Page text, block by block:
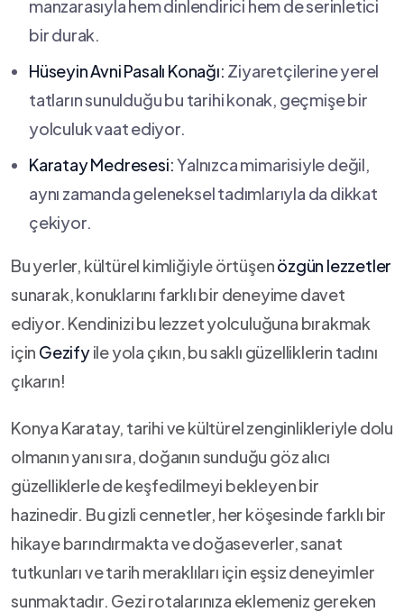
manzarasıyla‍ hem ⁢dinlendirici hem⁢ de serinletici
bir durak.
Hüseyin Avni Pasalı Konağı: Ziyaretçilerine yerel
tatların‍ sunulduğu bu ‌tarihi konak, geçmişe bir
yolculuk vaat⁤ ediyor.
Karatay Medresesi:Yalnızca‍ mimarisiyle değil,
aynı zamanda geleneksel tadımlarıyla da dikkat
çekiyor.
Bu yerler, kültürel kimliğiyle örtüşenözgün lezzetler
sunarak, konuklarını farklı bir deneyime ‍davet
ediyor. Kendinizi bu⁢ lezzet⁤ yolculuğuna bırakmak
için Gezifyile yola çıkın, bu saklı güzelliklerin tadını
çıkarın!
Konya Karatay, tarihi ve kültürel zenginlikleriyle dolu
olmanın yanı sıra, doğanın sunduğu göz alıcı
güzelliklerle de keşfedilmeyi bekleyen bir ​
hazinedir. Bu gizli cennetler, her köşesinde farklı bir
hikaye barındırmakta ve doğaseverler, sanat
tutkunları ve ​tarih meraklıları için eşsiz deneyimler
sunmaktadır. Gezi ⁤rotalarınıza eklemeniz gereken